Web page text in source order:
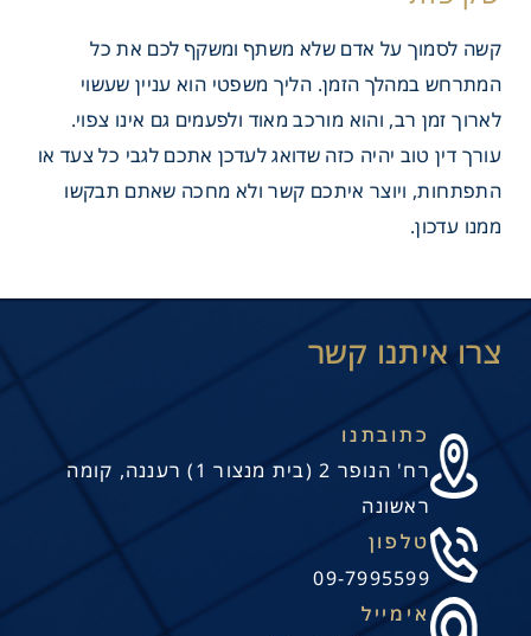
קשה לסמוך על אדם שלא משתף ומשקף לכם את כל
המתרחש במהלך הזמן. הליך משפטי הוא עניין שעשוי
לארוך זמן רב, והוא מורכב מאוד ולפעמים גם אינו צפוי.
עורך דין טוב יהיה כזה שדואג לעדכן אתכם לגבי כל צעד או
התפתחות, ויוצר איתכם קשר ולא מחכה שאתם תבקשו
ממנו עדכון.
כתובתנו
רח' הנופר 2 (בית מנצור 1) רעננה, קומה
ראשונה
טלפון
09-7995599
אימייל